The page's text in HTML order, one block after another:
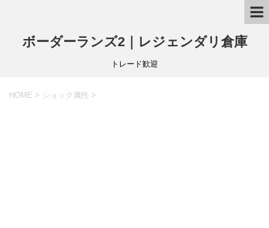
ボーダーランズ2｜レジェンダリ倉庫
トレード歓迎
HOME > ショック属性 >